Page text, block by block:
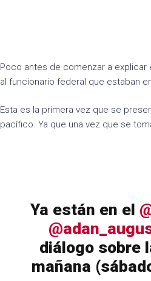
Poco antes de comenzar a
al funcionario federal que estaban
Esta es la primera vez que se
pacífico. Ya que una vez que se
Ya están en el
diálogo sobre
mañana